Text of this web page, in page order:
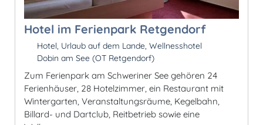
Hotel im Ferienpark Retgendorf
Hotel, Urlaub auf dem Lande, Wellnesshotel
Dobin am See (OT Retgendorf)
Zum Ferienpark am Schweriner See gehören 24
Ferienhäuser, 28 Hotelzimmer, ein Restaurant mit
Wintergarten, Veranstaltungsräume, Kegelbahn,
Billard- und Dartclub, Reitbetrieb sowie eine